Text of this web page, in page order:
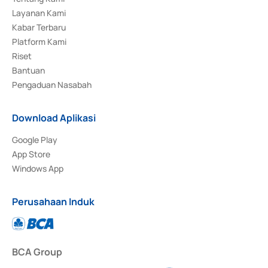
Layanan Kami
Kabar Terbaru
Platform Kami
Riset
Bantuan
Pengaduan Nasabah
Download Aplikasi
Google Play
App Store
Windows App
Perusahaan Induk
BCA Group